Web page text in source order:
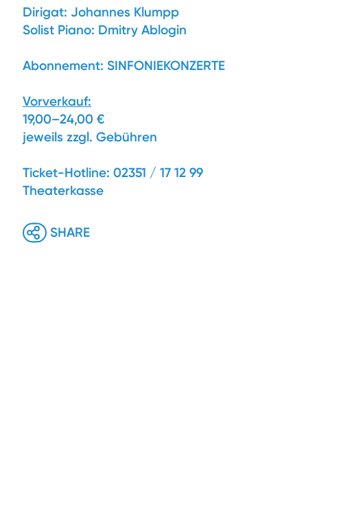
Dirigat: Johannes Klumpp
Solist Piano: Dmitry Ablogin
Abonnement: SINFONIEKONZERTE
Vorverkauf:
19,00–24,00 €
jeweils zzgl. Gebühren
Ticket-Hotline: 02351 / 17 12 99
Theaterkasse
SHARE